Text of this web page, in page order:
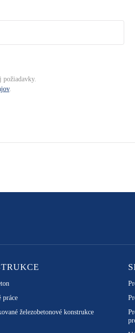
požiadavky.
.
práce
železobetonové konstrukce